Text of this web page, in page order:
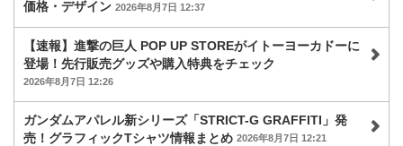
価格・デザイン 2026年8月7日 12:37
【速報】進撃の巨人 POP UP STOREがイトーヨーカドーに
登場！先行販売グッズや購入特典をチェック
2026年8月7日 12:26
ガンダムアパレル新シリーズ「STRICT-G GRAFFITI」発
売！グラフィックTシャツ情報まとめ 2026年8月7日 12:21